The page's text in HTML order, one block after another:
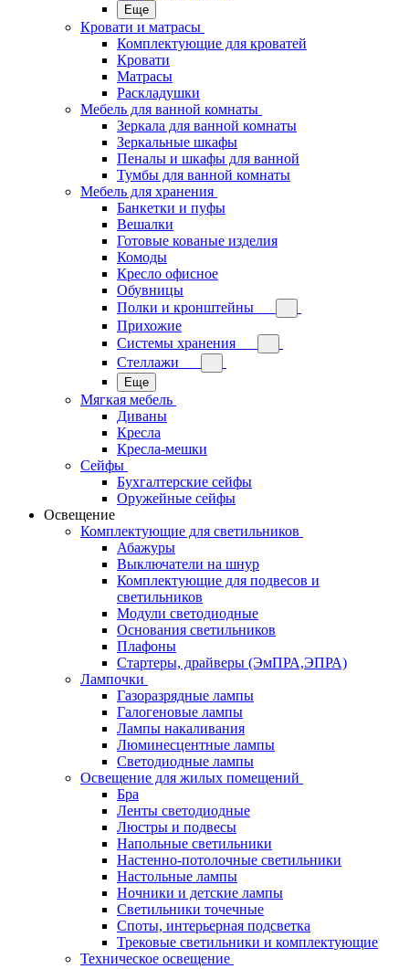
Еще
Кровати и матрасы
Комплектующие для кроватей
Кровати
Матрасы
Раскладушки
Мебель для ванной комнаты
Зеркала для ванной комнаты
Зеркальные шкафы
Пеналы и шкафы для ванной
Тумбы для ванной комнаты
Мебель для хранения
Банкетки и пуфы
Вешалки
Готовые кованые изделия
Комоды
Кресло офисное
Обувницы
Полки и кронштейны
Прихожие
Системы хранения
Стеллажи
Еще
Мягкая мебель
Диваны
Кресла
Кресла-мешки
Сейфы
Бухгалтерские сейфы
Оружейные сейфы
Освещение
Комплектующие для светильников
Абажуры
Выключатели на шнур
Комплектующие для подвесов и
светильников
Модули светодиодные
Основания светильников
Плафоны
Стартеры, драйверы (ЭмПРА,ЭПРА)
Лампочки
Газоразрядные лампы
Галогеновые лампы
Лампы накаливания
Люминесцентные лампы
Светодиодные лампы
Освещение для жилых помещений
Бра
Ленты светодиодные
Люстры и подвесы
Напольные светильники
Настенно-потолочные светильники
Настольные лампы
Ночники и детские лампы
Светильники точечные
Споты, интерьерная подсветка
Трековые светильники и комплектующие
Техническое освещение